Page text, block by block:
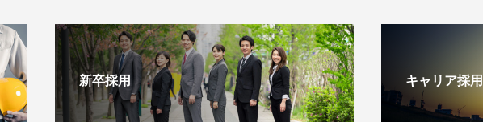
新卒採用 キャリア採用